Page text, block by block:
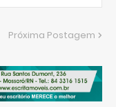
Próxima Postagem